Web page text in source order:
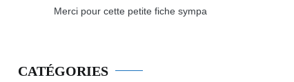
Merci pour cette petite fiche sympa
CATÉGORIES